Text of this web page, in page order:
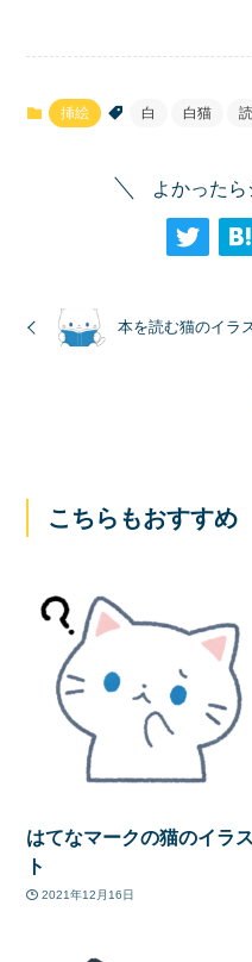
挿絵 白 白猫
よかったら
本を読む猫のイラ
こちらもおすすめ
はてなマークの猫のイラス
ト
2021年12月16日